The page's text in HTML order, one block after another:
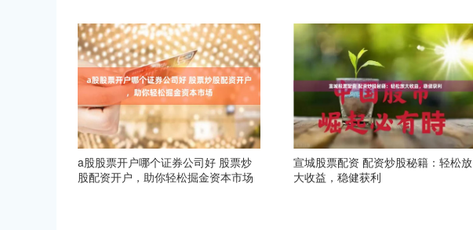
a股股票开户哪个证券公司好 股票炒
股配资开户，助你轻松掘金资本市场
宣城股票配资 配资炒股秘籍：轻松放
大收益，稳健获利